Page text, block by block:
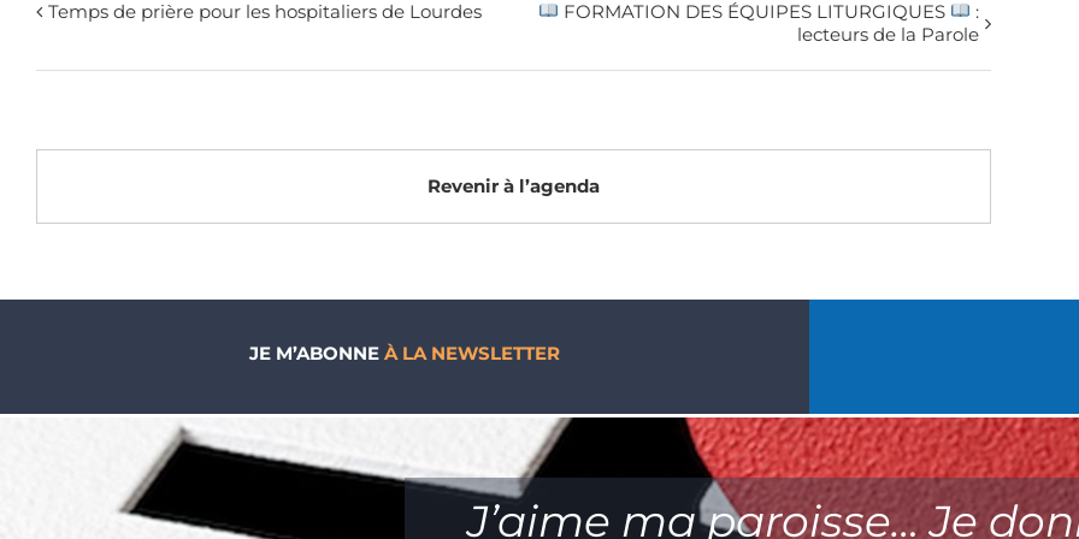
Temps de prière pour les hospitaliers de Lourdes FORMATION DES ÉQUIPES LITURGIQUES
:
lecteurs de la Parole
Revenir à l’agenda
JE M’ABONNE À LA NEWSLETTER
J’aime ma paroisse… Je